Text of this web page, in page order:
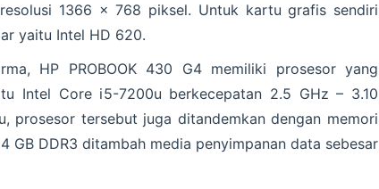
1366 x 768 piksel. Untuk kartu grafis sendiri
yaitu Intel HD 620.
HP PROBOOK 430 G4memiliki prosesor yang
Intel Core i5-7200u berkecepatan 2.5 GHz – 3.10
prosesor tersebut juga ditandemkan dengan memori
GB DDR3 ditambah media penyimpanan data sebesar